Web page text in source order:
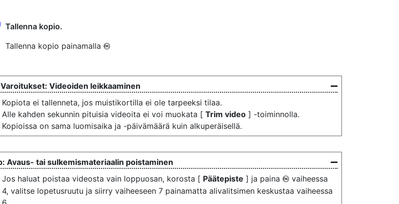
Tallenna kopio.
Tallenna kopio painamalla J
Varoitukset: Videoiden leikkaaminen
Kopiota ei tallenneta, jos muistikortilla ei ole tarpeeksi tilaa.
Alle kahden sekunnin pituisia videoita ei voi muokata [ Trim video ] -toiminnolla.
Kopioissa on sama luomisaika ja -päivämäärä kuin alkuperäisellä.
Avaus- tai sulkemismateriaalin poistaminen
Jos haluat poistaa videosta vain loppuosan, korosta [ Päätepiste ] ja paina J vaiheessa
4, valitse lopetusruutu ja siirry vaiheeseen 7 painamatta alivalitsimen keskustaa vaiheessa